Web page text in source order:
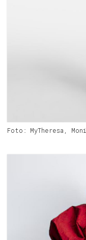
Foto: MyTheresa,